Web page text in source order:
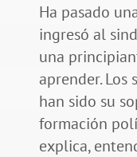
Ha pasado
ingresó al
una
aprender. Los
han sido su
formación
explica,